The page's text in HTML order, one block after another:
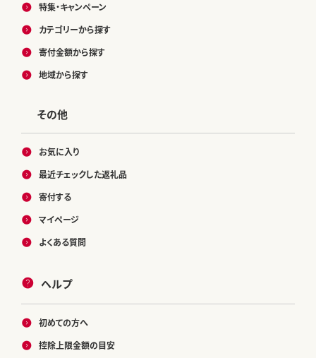
特集・キャンペーン
カテゴリーから探す
寄付金額から探す
地域から探す
その他
お気に入り
最近チェックした返礼品
寄付する
マイページ
よくある質問
ヘルプ
初めての方へ
控除上限金額の目安